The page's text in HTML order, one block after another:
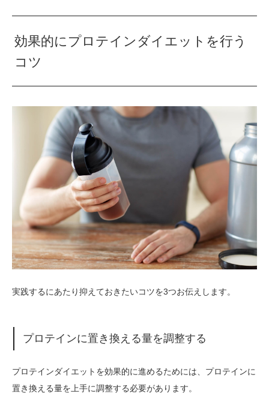
効果的にプロテインダイエットを行う
コツ
実践するにあたり抑えておきたいコツを3つお伝えします。
プロテインに置き換える量を調整する
プロテインダイエットを効果的に進めるためには、プロテインに
置き換える量を上手に調整する必要があります。